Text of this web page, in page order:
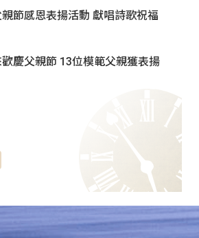
節感恩表揚活動 獻唱詩歌祝福
慶父親節 13位模範父親獲表揚